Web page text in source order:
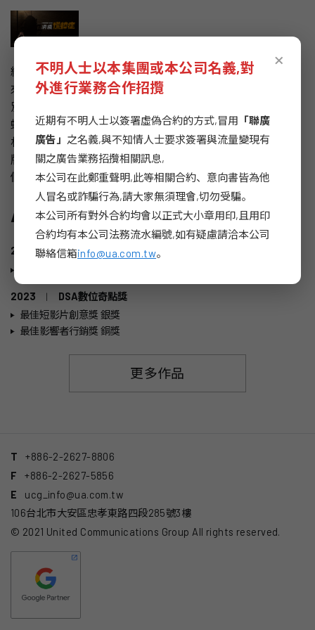
網路上，大家熱愛轉傳素人被蟑螂嚇到的短片並當做笑料
來看，但是威滅卻看見這些素人心中「慌蟑症」之苦，特
別成立「威滅台灣蟲害者關懷中心」，真實找來網路瘋傳
蟑螂驚嚇短片中的主角給予心靈關懷協助，製作病毒式素
材、素人證言、並結合品牌訴求，展開成一系列的年度品
牌操作，只有威滅，能實際消滅蟑螂並從內心深處化解人
們對蟑螂的恐慌。
Awards
2023 |
時報金手指獎
2023 |
DSA數位奇點獎
最佳短影片創意獎 銀獎
最佳影響者行銷獎 銅獎
更多作品
T
+886-2-2627-8806
F
+886-2-2627-5856
E
ucg_info@ua.com.tw
106台北市大安區忠孝東路四段285號3樓
© 2021 United Communications Group All rights reserved.
×
不明人士以本集團或本公司名義,對
外進行業務合作招攬
近期有不明人士以簽署虛偽合約的方式,冒用 「聯廣
廣告」 之名義,與不知情人士要求簽署與流量變現有
關之廣告業務招攬相關訊息,
本公司在此鄭重聲明,此等相關合約、意向書皆為他
人冒名或詐騙行為,請大家無須理會,切勿受騙。
本公司所有對外合約均會以正式大小章用印,且用印
合約均有本公司法務流水編號,如有疑慮請洽本公司
聯絡信箱info@ua.com.tw。